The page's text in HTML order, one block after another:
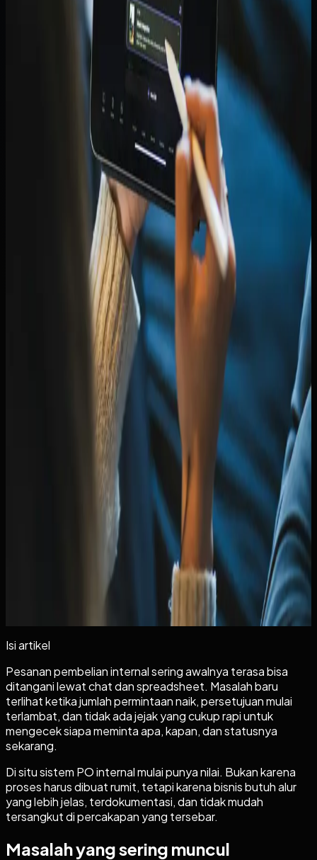
Rabu, 11 Maret 2026
Lompat ke bagian penting
Masalah yang sering muncul Ruang lingkup awal yang
Cara implementasi yang lebih sehatKesalahan
yang sering bikin hasilnya mengecewakanKapan topik ini
benar-benar relevan
Apa yang akan Anda dapat dari artikel ini
Contoh yang paling dekat
Kalau Anda ingin melihat konteks yang lebih
Lanjutkan ke tahap berikutnya
Kalau topiknya sudah dekat dengan kebutuhan
Isi artikel
Pesanan pembelian internal sering awalnya terasa bisa
ditangani lewat chat dan spreadsheet. Masalah baru
terlihat ketika jumlah permintaan naik, persetujuan mulai
terlambat, dan tidak ada jejak yang cukup rapi untuk
mengecek siapa meminta apa, kapan, dan statusnya
sekarang.
Di situ sistem PO internal mulai punya nilai. Bukan karena
proses harus dibuat rumit, tetapi karena bisnis butuh alur
yang lebih jelas, terdokumentasi, dan tidak mudah
tersangkut di percakapan yang tersebar.
Masalah yang sering muncul